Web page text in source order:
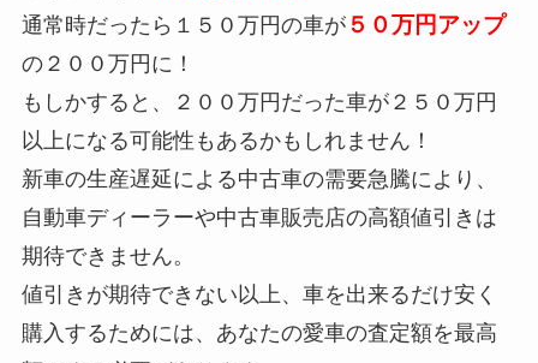
通常時だったら１５０万円の車が５０万円アップ
の２００万円に！
もしかすると、２００万円だった車が２５０万円
以上になる可能性もあるかもしれません！
新車の生産遅延による中古車の需要急騰により、
自動車ディーラーや中古車販売店の高額値引きは
期待できません。
値引きが期待できない以上、車を出来るだけ安く
購入するためには、あなたの愛車の査定額を最高